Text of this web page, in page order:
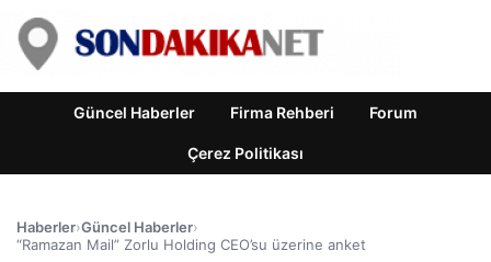
Güncel Haberler Firma Rehberi Forum
Çerez Politikası
Haberler›Güncel Haberler›
“Ramazan Mail” Zorlu Holding CEO’su üzerine anket